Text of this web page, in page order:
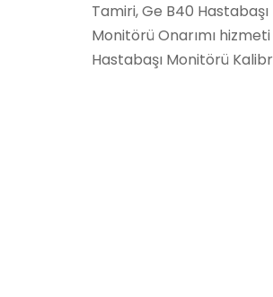
Tamiri, Ge B40
Monitörü Onarımı
Hastabaşı Monitörü